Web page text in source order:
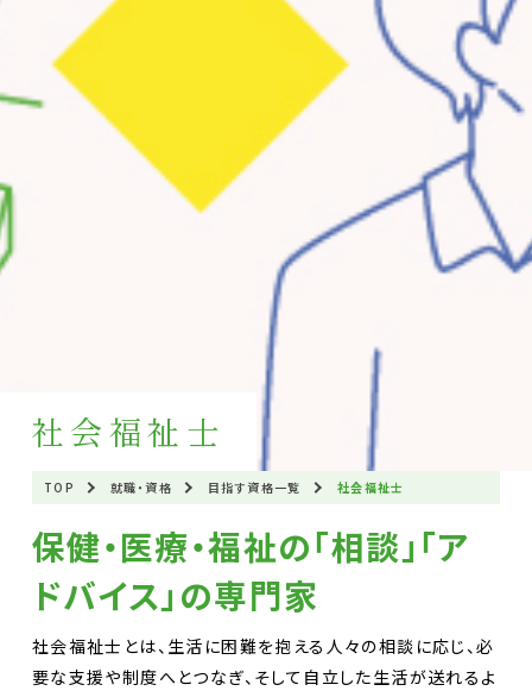
社会福祉士
TOP 就職・資格 目指す資格一覧 社会福祉士
保健・医療・福祉の「相談」「ア
ドバイス」の専門家
社会福祉士とは、生活に困難を抱える人々の相談に応じ、必
要な支援や制度へとつなぎ、そして自立した生活が送れるよ